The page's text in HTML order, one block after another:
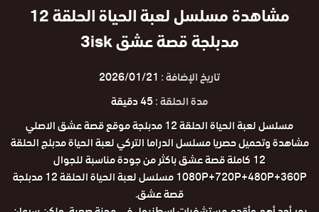
مشاهدة مسلسل لعبة الحياة الحلقة 12
مدبلجة قصة عشق 3isk
تاريخ الإضافة : 2026/01/21
مدة الحلقة :45 دقيقة
مسلسل لعبة الحياة الحلقة 12 مدبلجة موقع قصة عشق الاصلي
مشاهدة وتحميل حصريا مسلسل الدراما التركي لعبة الحياة مدبلج الحلقة
12 كاملة قصة عشق باكثر من جودة مناسبة للجوال
1080P+720P+480P+360P مسلسل لعبة الحياة الحلقة 12 مدبلجة
قصة عشق.